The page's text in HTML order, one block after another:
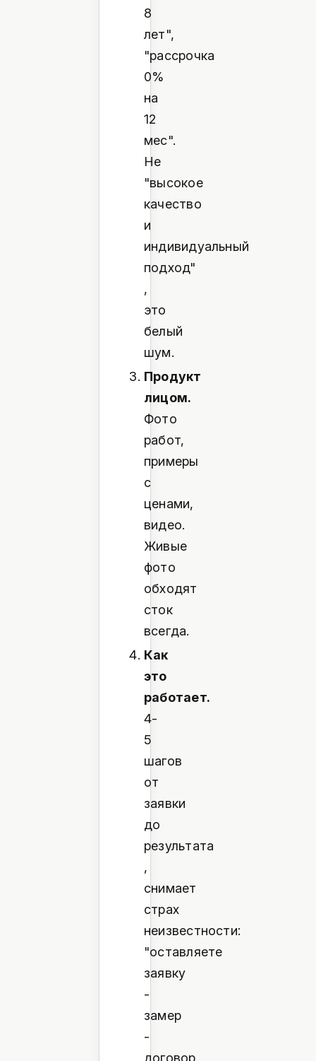
8
лет",
"рассрочка
0%
на
12
мес".
Не
"высокое
качество
и
индивидуальный
подход"
,
это
белый
шум.
Продукт
лицом.
Фото
работ,
примеры
с
ценами,
видео.
Живые
фото
обходят
сток
всегда.
Как
это
работает.
4-
5
шагов
от
заявки
до
результата
,
снимает
страх
неизвестности:
"оставляете
заявку
-
замер
-
договор